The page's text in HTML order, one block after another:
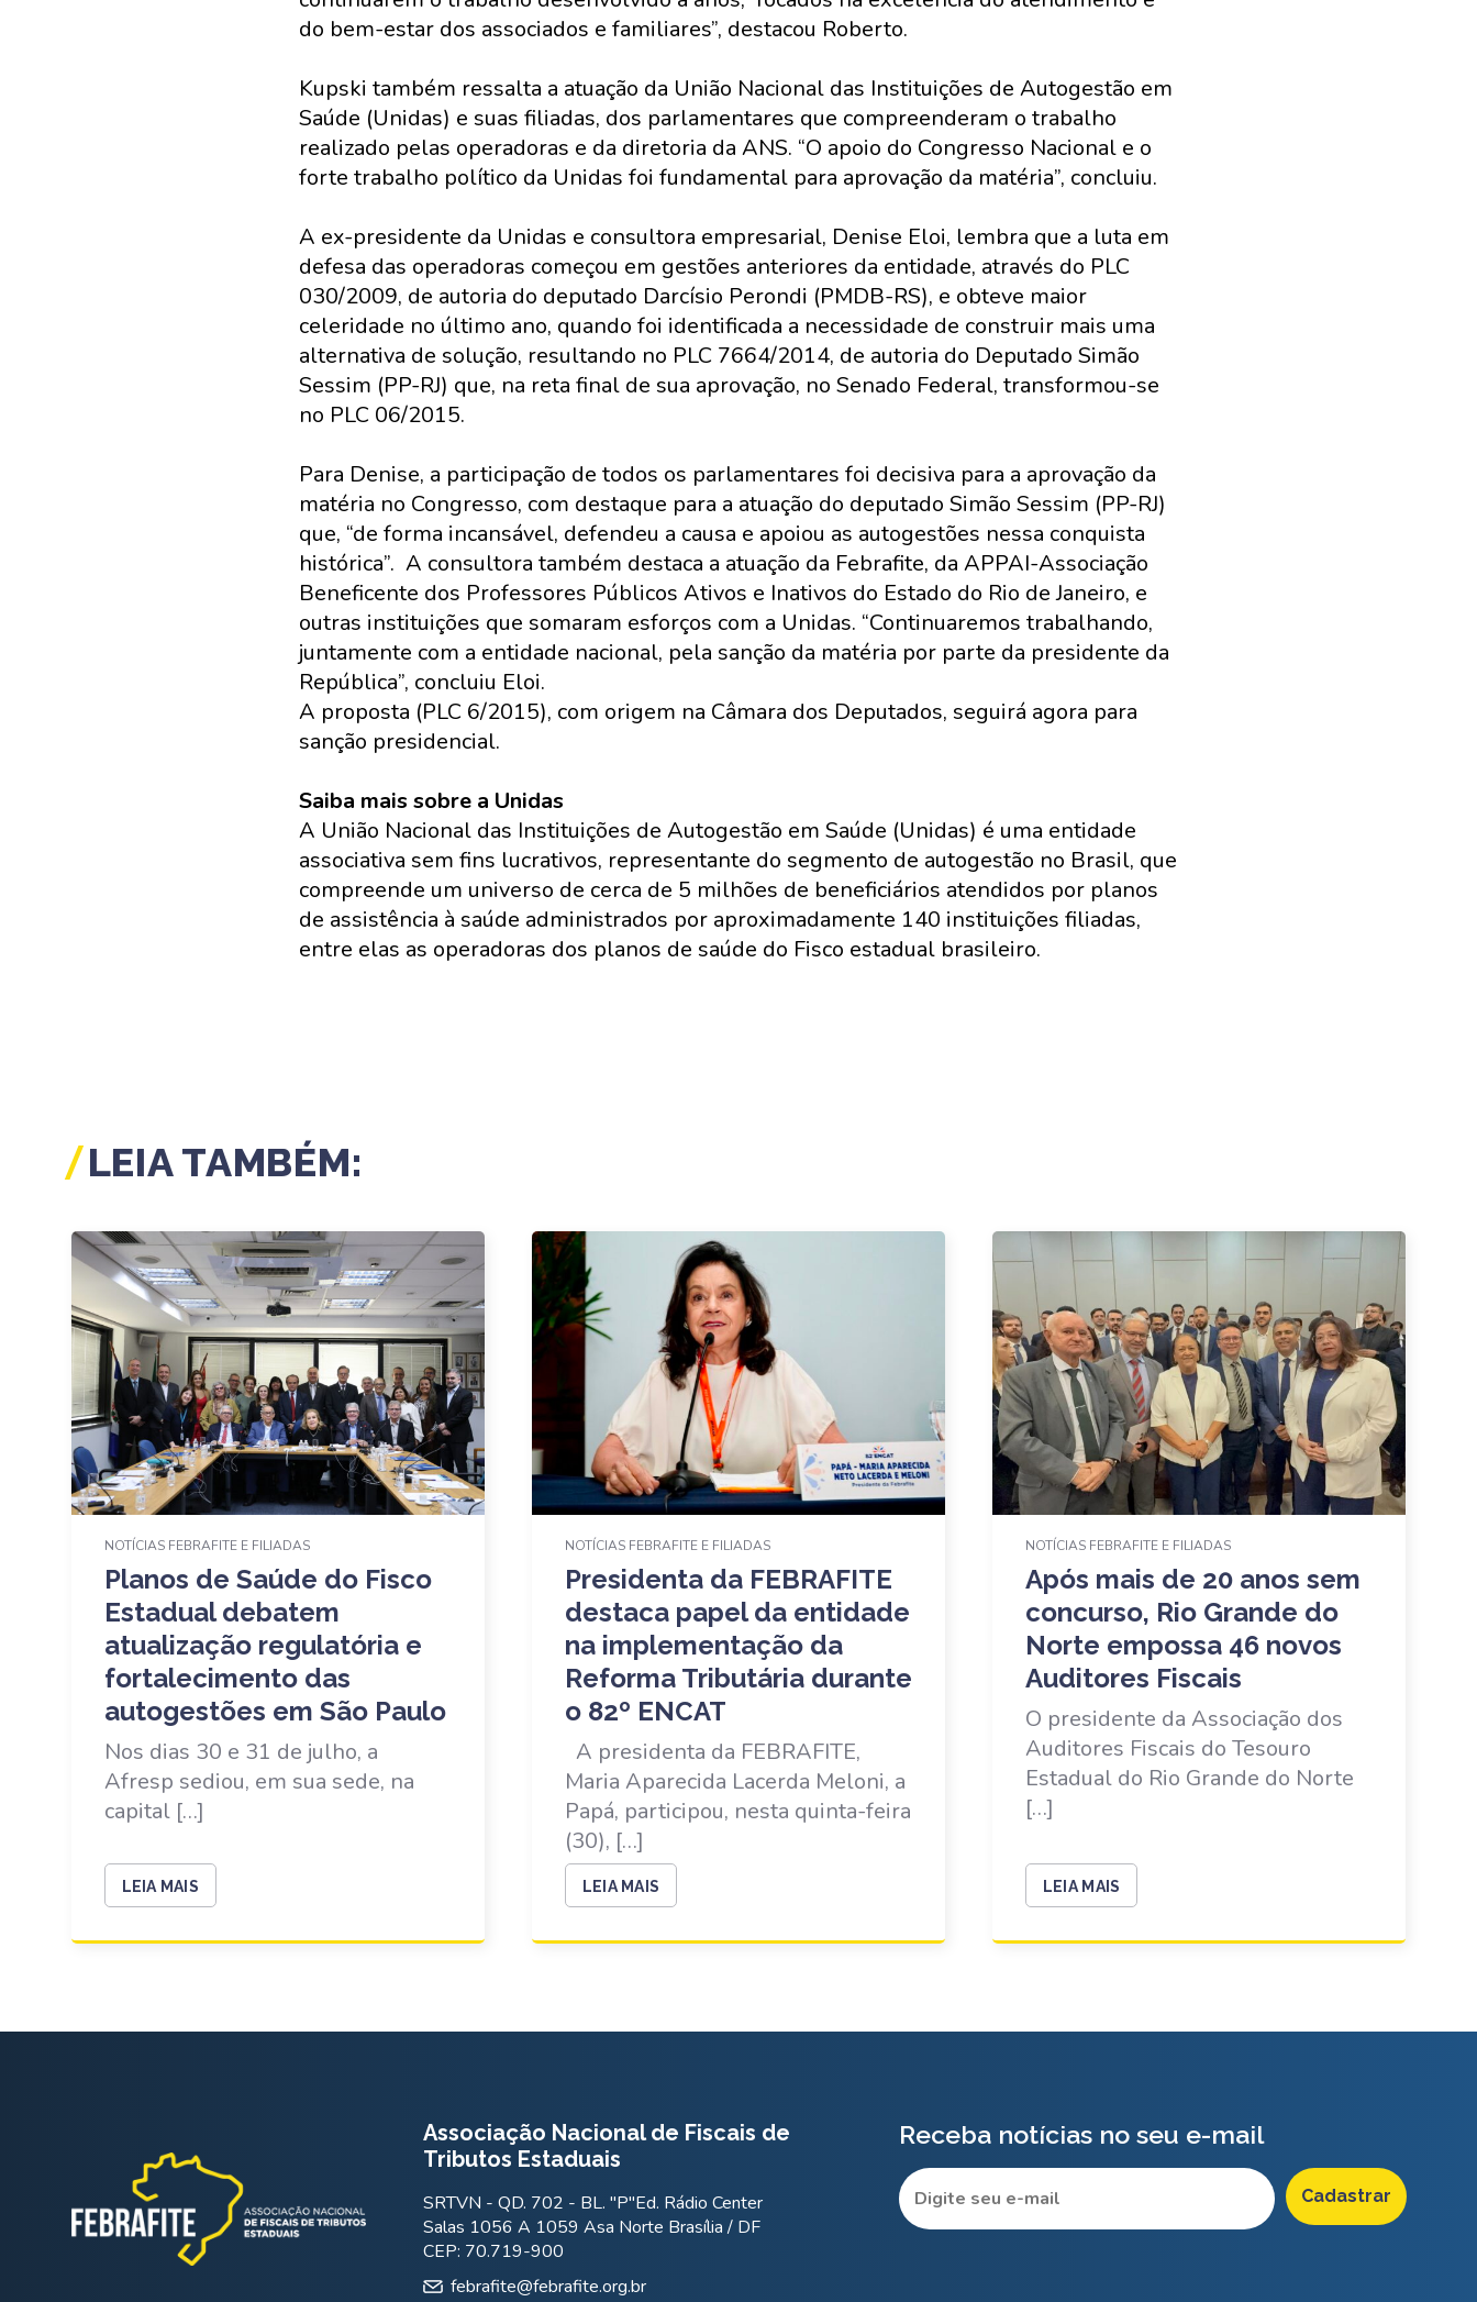
do bem-estar dos associados e familiares”, destacou Roberto.
Kupski também ressalta a atuação da União Nacional das Instituições de Autogestão em
Saúde (Unidas) e suas filiadas, dos parlamentares que compreenderam o trabalho
realizado pelas operadoras e da diretoria da ANS. “O apoio do Congresso Nacional e o
forte trabalho político da Unidas foi fundamental para aprovação da matéria”, concluiu.
A ex-presidente da Unidas e consultora empresarial, Denise Eloi, lembra que a luta em
defesa das operadoras começou em gestões anteriores da entidade, através do PLC
030/2009, de autoria do deputado Darcísio Perondi (PMDB-RS), e obteve maior
celeridade no último ano, quando foi identificada a necessidade de construir mais uma
alternativa de solução, resultando no PLC 7664/2014, de autoria do Deputado Simão
Sessim (PP-RJ) que, na reta final de sua aprovação, no Senado Federal, transformou-se
no PLC 06/2015.
Para Denise, a participação de todos os parlamentares foi decisiva para a aprovação da
matéria no Congresso, com destaque para a atuação do deputado Simão Sessim (PP-RJ)
que, “de forma incansável, defendeu a causa e apoiou as autogestões nessa conquista
histórica”. A consultora também destaca a atuação da Febrafite, da APPAI-Associação
Beneficente dos Professores Públicos Ativos e Inativos do Estado do Rio de Janeiro, e
outras instituições que somaram esforços com a Unidas. “Continuaremos trabalhando,
juntamente com a entidade nacional, pela sanção da matéria por parte da presidente da
República”, concluiu Eloi.
A proposta (PLC 6/2015), com origem na Câmara dos Deputados, seguirá agora para
sanção presidencial.
Saiba mais sobre a Unidas
A União Nacional das Instituições de Autogestão em Saúde (Unidas) é uma entidade
associativa sem fins lucrativos, representante do segmento de autogestão no Brasil, que
compreende um universo de cerca de 5 milhões de beneficiários atendidos por planos
de assistência à saúde administrados por aproximadamente 140 instituições filiadas,
entre elas as operadoras dos planos de saúde do Fisco estadual brasileiro.
LEIA TAMBÉM:
NOTÍCIAS FEBRAFITE E FILIADAS
Planos de Saúde do Fisco
Estadual debatem
atualização regulatória e
fortalecimento das
autogestões em São Paulo
Nos dias 30 e 31 de julho, a
Afresp sediou, em sua sede, na
capital […]
LEIA MAIS
NOTÍCIAS FEBRAFITE E FILIADAS
Presidenta da FEBRAFITE
destaca papel da entidade
na implementação da
Reforma Tributária durante
o 82º ENCAT
A presidenta da FEBRAFITE,
Maria Aparecida Lacerda Meloni, a
Papá, participou, nesta quinta-feira
(30), […]
LEIA MAIS
NOTÍCIAS FEBRAFITE E FILIADAS
Após mais de 20 anos sem
concurso, Rio Grande do
Norte empossa 46 novos
Auditores Fiscais
O presidente da Associação dos
Auditores Fiscais do Tesouro
Estadual do Rio Grande do Norte
[…]
LEIA MAIS
Associação Nacional de Fiscais de
Tributos Estaduais
SRTVN - QD. 702 - BL. "P"Ed. Rádio Center
Salas 1056 A 1059 Asa Norte Brasília / DF
CEP: 70.719-900
febrafite@febrafite.org.br
Receba notícias no seu e-mail